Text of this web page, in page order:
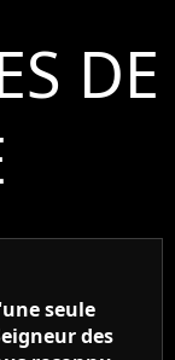
DE
seule
des